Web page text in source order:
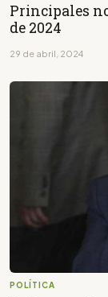
Principales
de 2024
29 de abril, 2024
POLÍTICA